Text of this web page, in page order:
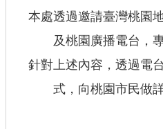
常見問答
本處透過邀請臺灣桃園
及桃園廣播電台，專
針對上述內容，透過電
式，向桃園市民做詳